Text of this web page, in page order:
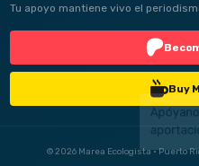
Tu apoyo mantiene vivo el
Buy
© 2026 Marea Ecologista · Puerto